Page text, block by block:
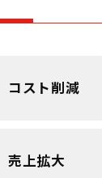
コスト削減
売上拡大